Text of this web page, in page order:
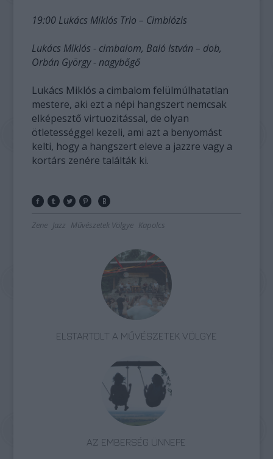
19:00 Lukács Miklós Trio – Cimbiózis
Lukács Miklós - cimbalom, Baló István – dob,
Orbán György - nagybőgő
Lukács Miklós a cimbalom felülmúlhatatlan
mestere, aki ezt a népi hangszert nemcsak
elképesztő virtuozitással, de olyan
ötletességgel kezeli, ami azt a benyomást
kelti, hogy a hangszert eleve a jazzre vagy a
kortárs zenére találták ki.
Zene Jazz Művészetek Völgye Kapolcs
ELSTARTOLT A MŰVÉSZETEK VÖLGYE
AZ EMBERSÉG ÜNNEPE